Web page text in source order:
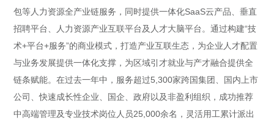
包等人力资源全产业链服务，同时提供一体化SaaS云产品、垂直
招聘平台、人力资源产业互联平台及人才大脑平台。通过构建“技
术+平台+服务”的商业模式，打造产业互联生态，为企业人才配置
与业务发展提供一体化支撑，为区域引才就业与产才融合提供全
链条赋能。在过去一年中，服务超过5,300家跨国集团、国内上市
公司、快速成长性企业、国企、政府以及非盈利组织，成功推荐
中高端管理及专业技术岗位人员25,000余名，灵活用工累计派出